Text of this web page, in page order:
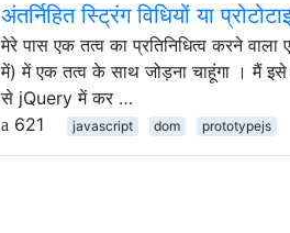
अंतर्निहित स्ट्रिंग विधियों या
मेरे पास एक तत्व का प्रतिनिधित्व करने
में) में एक तत्व के साथ जोड़ना चाहूंगा । मैं
से jQuery में कर …
621
javascript dom prototypejs